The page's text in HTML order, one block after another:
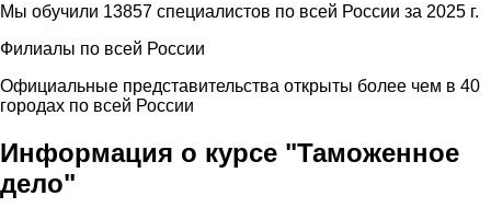
Мы обучили 13857 специалистов по всей России за 2025 г.
Филиалы по всей России
Официальные представительства открыты более чем в 40
городах по всей России
Информация о курсе "Таможенное
дело"